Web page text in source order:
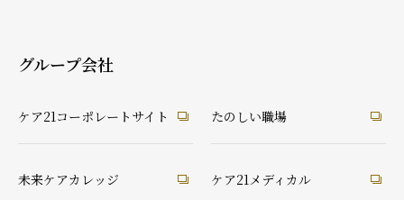
実の父
実の母 義理の父
知人・友人
ケアマネ・介護・医療関係者
消去等の権利を有していることを認識し、本人からのこれらの
要求に対しては、遅滞なく対応してまいります。
き、本人に同意なく個人情報を第三者に提供することはありま
せん。
当社は、個人情報の取扱いに関して、顧客等からの相談や苦情
グループ会社
ケア21コーポレートサイト たのしい職場
未来ケアカレッジ ケア21メディカル